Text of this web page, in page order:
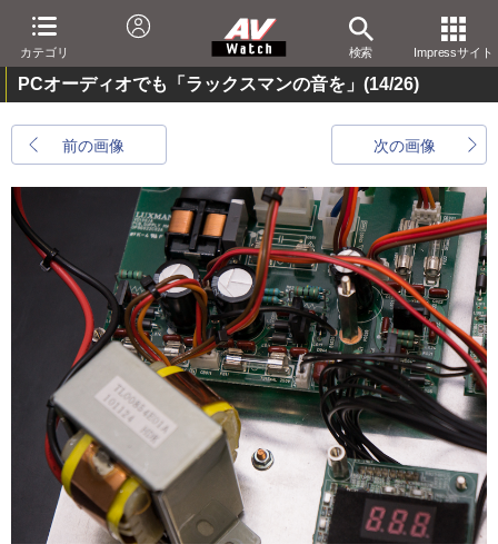
カテゴリ 検索 Impressサイト
PCオーディオでも「ラックスマンの音を」 (14/26)
前の画像 次の画像